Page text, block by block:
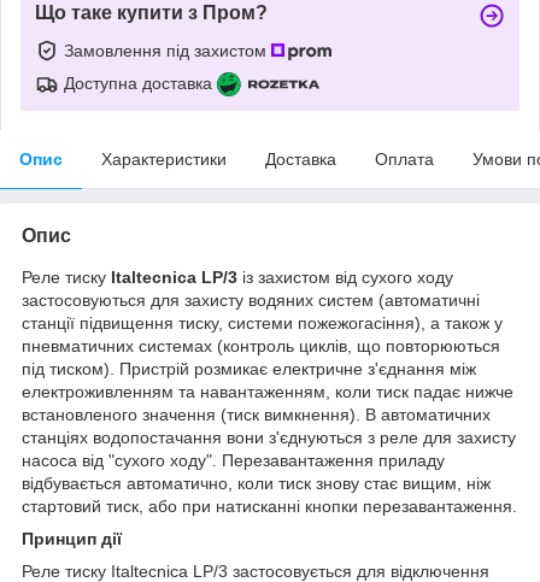
Що таке купити з Пром?
Замовлення під захистом
Доступна доставка
Опис Характеристики Доставка Оплата Умови
Опис
Реле тиску Italtecnica LP/3 із захистом від сухого ходу
застосовуються для захисту водяних систем (автоматичні
станції підвищення тиску, системи пожежогасіння), а також у
пневматичних системах (контроль циклів, що повторюються
під тиском). Пристрій розмикає електричне з'єднання між
електроживленням та навантаженням, коли тиск падає нижче
встановленого значення (тиск вимкнення). В автоматичних
станціях водопостачання вони з'єднуються з реле для захисту
насоса від "сухого ходу". Перезавантаження приладу
відбувається автоматично, коли тиск знову стає вищим, ніж
стартовий тиск, або при натисканні кнопки перезавантаження.
Принцип дії
Реле тиску Italtecnica LP/3 застосовується для відключення